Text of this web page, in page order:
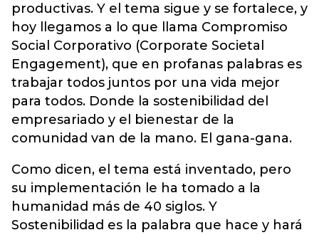
productivas. Y el tema sigue y se fortalece, y
hoy llegamos a lo que llama Compromiso
Social Corporativo (Corporate Societal
Engagement), que en profanas palabras es
trabajar todos juntos por una vida mejor
para todos. Donde la sostenibilidad del
empresariado y el bienestar de la
comunidad van de la mano. El gana-gana.
Como dicen, el tema está inventado, pero
su implementación le ha tomado a la
humanidad más de 40 siglos. Y
Sostenibilidad es la palabra que hace y hará